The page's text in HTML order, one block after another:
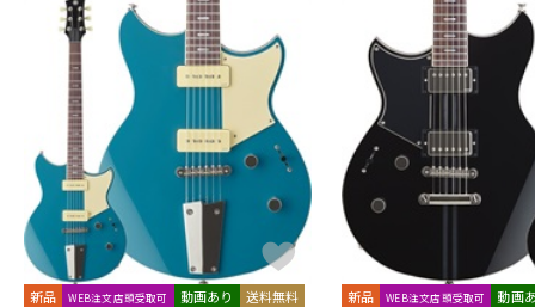
新品 WEB注文店頭受取可 動画あり 送料無料 新品 WEB注文店頭受取可 動画